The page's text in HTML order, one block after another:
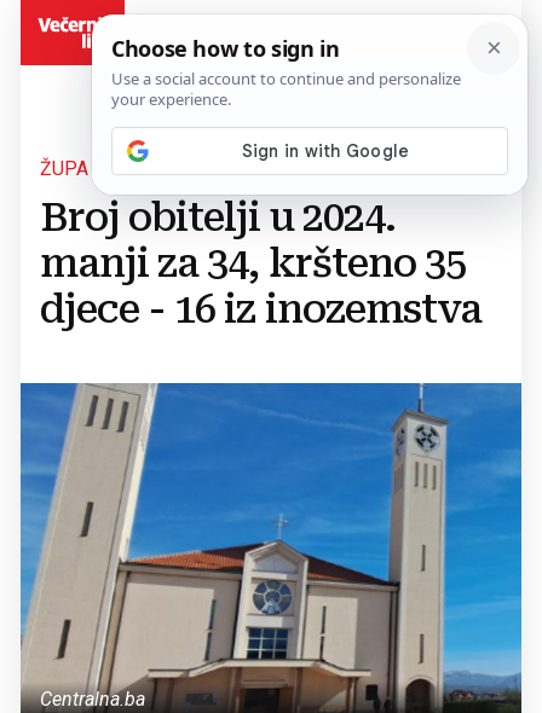
ŽUPA PRESVETOG TROJSTVA NOVI TRAVNIK
Broj obitelji u 2024.
manji za 34, kršteno 35
djece - 16 iz inozemstva
Centralna.ba